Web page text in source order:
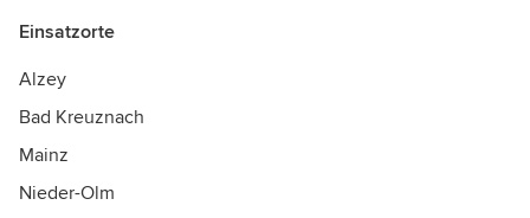
Einsatzorte
Alzey
Bad Kreuznach
Mainz
Nieder-Olm